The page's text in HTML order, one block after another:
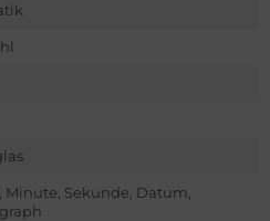
Minute, Sekunde, Datum,